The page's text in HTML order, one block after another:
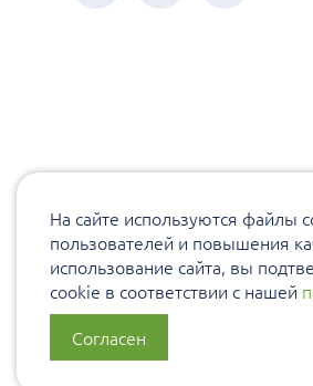
На сайте используются файлы
пользователей и повышения
использование сайта, вы
cookie в соответствии с нашей
Согласен